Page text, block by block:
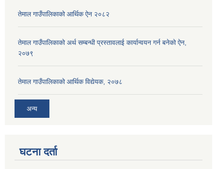
तेमाल गाउँपालिकाको आर्थिक ऐन २०८२
तेमाल गाउँपालिकाको अर्थ सम्बन्धी प्रस्तावलाई कार्यान्वयन गर्न बनेको ऐन,
२०७९
तेमाल गाउँपालिकाको आर्थिक विद्येयक, २०७८
अन्य
घटना दर्ता